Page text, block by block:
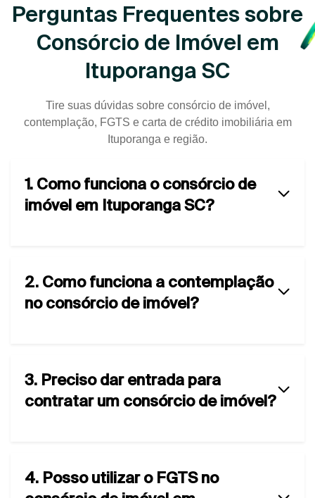
Perguntas Frequentes sobre
Consórcio de Imóvel em
Ituporanga SC
Tire suas dúvidas sobre consórcio de imóvel,
contemplação, FGTS e carta de crédito imobiliária em
Ituporanga e região.
1. Como funciona o consórcio de
imóvel em Ituporanga SC?
2. Como funciona a contemplação
no consórcio de imóvel?
3. Preciso dar entrada para
contratar um consórcio de imóvel?
4. Posso utilizar o FGTS no